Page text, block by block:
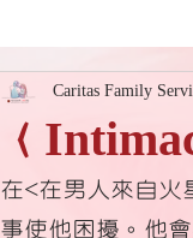
〈
Caritas Family
在<在男人來自火
事使他困擾。他